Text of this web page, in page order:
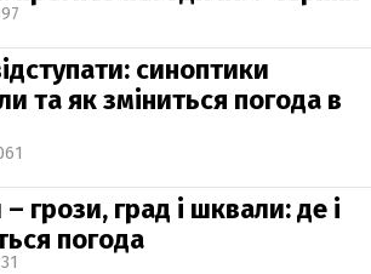
синоптики
та як зміниться погода в
грози, град і шквали: де і
погода